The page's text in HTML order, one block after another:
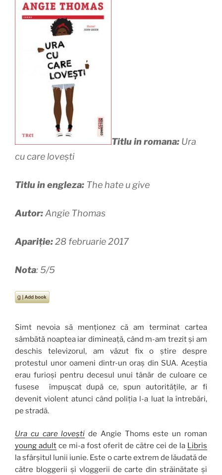
Titlu in romana: Ura
cu care lovești
Titlu in engleza: The hate u give
Autor:Angie Thomas
Apariție:28 februarie 2017
Nota: 5/5
Simt nevoia să menționez că am terminat cartea
sâmbătă noaptea iar dimineață, când m-am trezit și am
deschis televizorul, am văzut fix o știre despre
protestul unor oameni dintr-un oraș din SUA. Aceștia
erau furioși pentru decesul unui tânăr de culoare ce
fusese împușcat după ce, spun autoritățile, ar fi
devenit violent atunci când poliția l-a luat la întrebări,
pe stradă.
Ura cu care lovești de Angie Thoms este un roman
young adult ce mi-a fost oferit de către cei de la Libris
la sfârșitul lunii iunie. Este o carte extrem de lăudată de
către bloggerii și vloggerii de carte din străinătate și